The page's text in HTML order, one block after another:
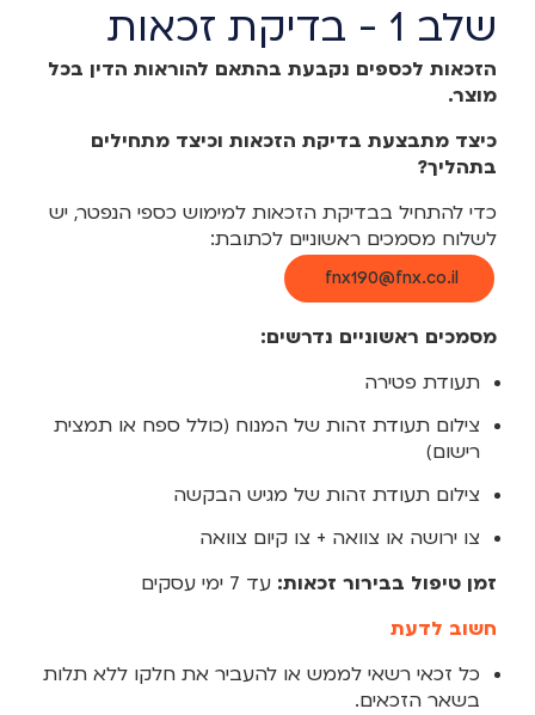
שלב 1 - בדיקת זכאות
הזכאות לכספים נקבעת בהתאם להוראות הדין בכל
מוצר.
כיצד מתבצעת בדיקת הזכאות וכיצד מתחילים
בתהליך?
כדי להתחיל בבדיקת הזכאות למימוש כספי הנפטר, יש
לשלוח מסמכים ראשוניים לכתובת:
fnx190@fnx.co.il
מסמכים ראשוניים נדרשים:
תעודת פטירה
צילום תעודת זהות של המנוח (כולל ספח או תמצית
רישום)
צילום תעודת זהות של מגיש הבקשה
צו ירושה או צוואה + צו קיום צוואה ‎
זמן טיפול בבירור זכאות: עד 7 ימי עסקים
חשוב לדעת
כל זכאי רשאי לממש או להעביר את חלקו ללא תלות
בשאר הזכאים.